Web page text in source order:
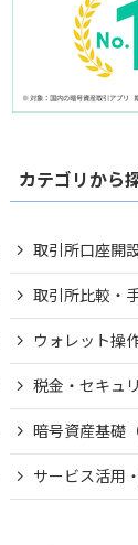
カテゴリから
取引所口座開
取引所比較・
ウォレット操
税金・セキュ
暗号資産基礎
サービス活用